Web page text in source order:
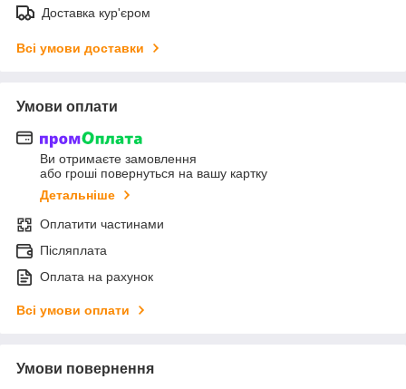
Доставка кур'єром
Всі умови доставки
Умови оплати
Ви отримаєте замовлення
або гроші повернуться на вашу картку
Детальніше
Оплатити частинами
Післяплата
Оплата на рахунок
Всі умови оплати
Умови повернення